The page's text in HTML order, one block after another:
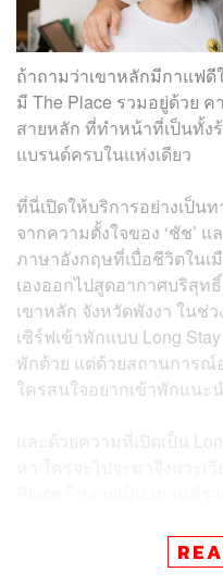
ถ้าถามว่าเขาหลักมีกาแฟ
มี The Place รวมอยู่ด้วย
สายหลัก ที่ทำหน้าที่เป็นทั้ง
แบรนด์ครบในแห่งเดียว
ที่นี่เปิดให้บริการอย่างเป็น
จากความตั้งใจของ ‘ชัช’
ภาษาอังกฤษที่เบื่อชีวิตในเ
เองออกไปสูดอากาศบริสุท
เขาหลัก จังหวัดพังงา ในช่
เซิร์ฟเข้าพักแบบ Long
พักด้วย แต่ด้วยสถานการณ์
ใครสนใจอยากเข้าพักแน
และด้วยความที่เปิดเป็น
หากคุณแวะเวียนไปยามเช้